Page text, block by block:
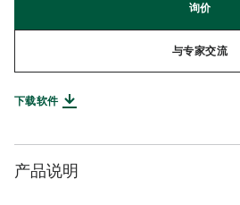
询价
与专家交流
下载软件
产品说明